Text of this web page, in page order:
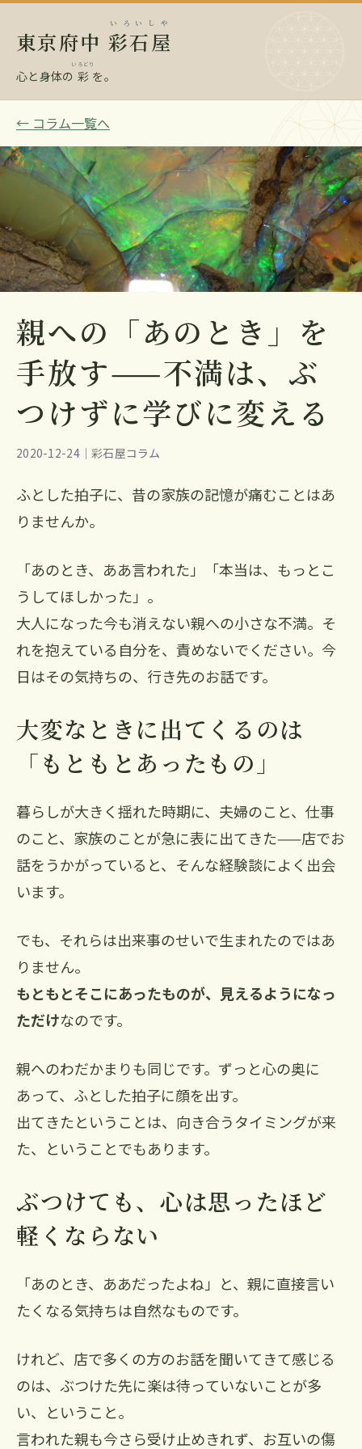
東京府中 彩石屋
いろいしや
心と身体の 彩
いろどり
を。
← コラム一覧へ
親への「あのとき」を
手放す——不満は、ぶ
つけずに学びに変える
2020-12-24｜彩石屋コラム
ふとした拍子に、昔の家族の記憶が痛むことはあ
りませんか。
「あのとき、ああ言われた」「本当は、もっとこ
うしてほしかった」。
大人になった今も消えない親への小さな不満。そ
れを抱えている自分を、責めないでください。今
日はその気持ちの、行き先のお話です。
大変なときに出てくるのは
「もともとあったもの」
暮らしが大きく揺れた時期に、夫婦のこと、仕事
のこと、家族のことが急に表に出てきた——店でお
話をうかがっていると、そんな経験談によく出会
います。
でも、それらは出来事のせいで生まれたのではあ
りません。
もともとそこにあったものが、見えるようになっ
ただけなのです。
親へのわだかまりも同じです。ずっと心の奥に
あって、ふとした拍子に顔を出す。
出てきたということは、向き合うタイミングが来
た、ということでもあります。
ぶつけても、心は思ったほど
軽くならない
「あのとき、ああだったよね」と、親に直接言い
たくなる気持ちは自然なものです。
けれど、店で多くの方のお話を聞いてきて感じる
のは、ぶつけた先に楽は待っていないことが多
い、ということ。
言われた親も今さら受け止めきれず、お互いの傷